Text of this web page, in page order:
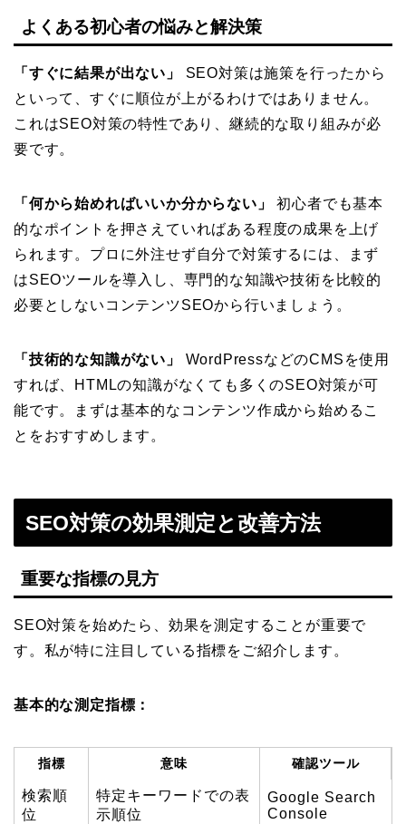
よくある初心者の悩みと解決策
「すぐに結果が出ない」
SEO対策は施策を行ったから
といって、すぐに順位が上がるわけではありません。
これはSEO対策の特性であり、継続的な取り組みが必
要です。
「何から始めればいいか分からない」
初心者でも基本
的なポイントを押さえていればある程度の成果を上げ
られます。プロに外注せず自分で対策するには、まず
はSEOツールを導入し、専門的な知識や技術を比較的
必要としないコンテンツSEOから行いましょう。
「技術的な知識がない」
WordPressなどのCMSを使用
すれば、HTMLの知識がなくても多くのSEO対策が可
能です。まずは基本的なコンテンツ作成から始めるこ
とをおすすめします。
SEO対策の効果測定と改善方法
重要な指標の見方
SEO対策を始めたら、効果を測定することが重要で
す。私が特に注目している指標をご紹介します。
基本的な測定指標：
指標 意味 確認ツール
検索順
位
特定キーワードでの表
示順位
Google Search
Console